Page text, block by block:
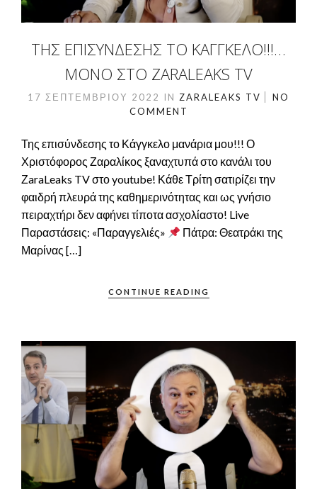
ΤΗΣ ΕΠΙΣΎΝΔΕΣΗΣ ΤΟ ΚΆΓΓΚΕΛΟ!!!…
ΜΌΝΟ ΣΤΟ ZARALEAKS TV
17 ΣΕΠΤΕΜΒΡΊΟΥ 2022 IN ZARALEAKS TV
NO
COMMENT
Της επισύνδεσης το Κάγγκελο μανάρια μου!!! Ο
Χριστόφορος Ζαραλίκος ξαναχτυπά στο κανάλι του
ΖaraLeaks TV στο youtube! Κάθε Τρίτη σατιρίζει την
φαιδρή πλευρά της καθημερινότητας και ως γνήσιο
πειραχτήρι δεν αφήνει τίποτα ασχολίαστο! Live
Παραστάσεις: «Παραγγελιές»
Πάτρα: Θεατράκι της
Μαρίνας […]
CONTINUE READING